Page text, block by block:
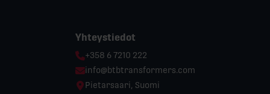
Yhteystiedot
Phone:
+358 6 7210 222
Email:
info@btbtransformers.com
Location:
Pietarsaari, Suomi